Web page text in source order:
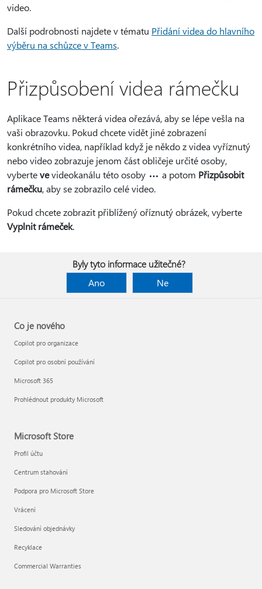
video.
Další podrobnosti najdete v tématu Přidání videa do hlavního
výběru na schůzce v Teams.
Přizpůsobení videa rámečku
Aplikace Teams některá videa ořezává, aby se lépe vešla na
vaši obrazovku. Pokud chcete vidět jiné zobrazení
konkrétního videa, například když je někdo z videa vyříznutý
nebo video zobrazuje jenom část obličeje určité osoby,
vybertevevideokanálu této osoby a potom Přizpůsobit
rámečku, aby se zobrazilo celé video.
Pokud chcete zobrazit přiblížený oříznutý obrázek, vyberte
Vyplnit rámeček.
Byly tyto informace užitečné?
Ano
Ne
Co je nového
Copilot pro organizace
Copilot pro osobní používání
Microsoft 365
Prohlédnout produkty Microsoft
Microsoft Store
Profil účtu
Centrum stahování
Podpora pro Microsoft Store
Vrácení
Sledování objednávky
Recyklace
Commercial Warranties